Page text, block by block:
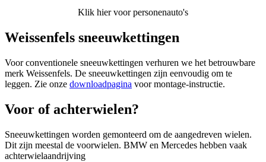
Klik hier voor personenauto's
Weissenfels sneeuwkettingen
Voor conventionele sneeuwkettingen verhuren we het betrouwbare
merk Weissenfels. De sneeuwkettingen zijn eenvoudig om te
leggen. Zie onze downloadpagina voor montage-instructie.
Voor of achterwielen?
Sneeuwkettingen worden gemonteerd om de aangedreven wielen.
Dit zijn meestal de voorwielen. BMW en Mercedes hebben vaak
achterwielaandrijving